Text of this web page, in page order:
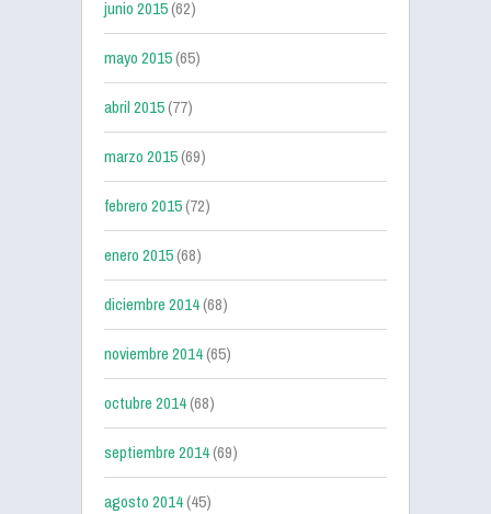
junio 2015(62)
mayo 2015(65)
abril 2015(77)
marzo 2015(69)
febrero 2015(72)
enero 2015(68)
diciembre 2014(68)
noviembre 2014(65)
octubre 2014(68)
septiembre 2014(69)
agosto 2014(45)